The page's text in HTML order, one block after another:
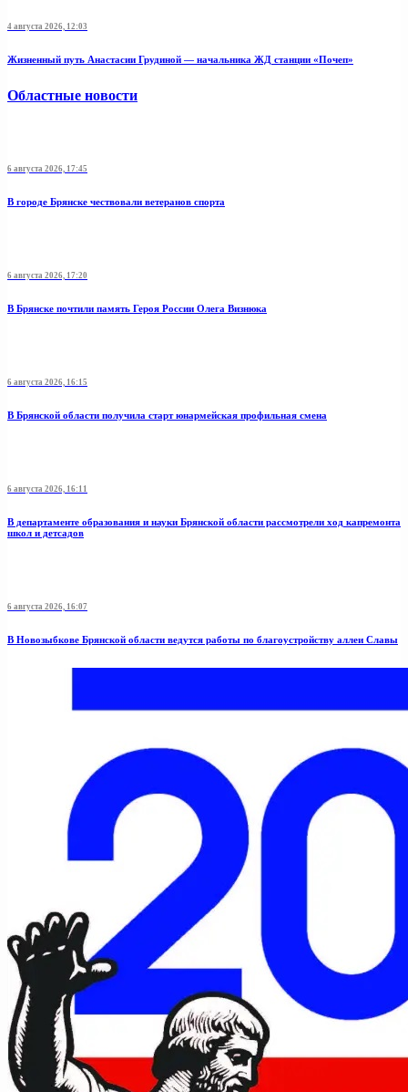
4 августа 2026, 12:03
Жизненный путь Анастасии Грудиной — начальника ЖД станции «Почеп»
Областные новости
6 августа 2026, 17:45
В городе Брянске чествовали ветеранов спорта
6 августа 2026, 17:20
В Брянске почтили память Героя России Олега Визнюка
6 августа 2026, 16:15
В Брянской области получила старт юнармейская профильная смена
6 августа 2026, 16:11
В департаменте образования и науки Брянской области рассмотрели ход капремонта
школ и детсадов
6 августа 2026, 16:07
В Новозыбкове Брянской области ведутся работы по благоустройству аллеи Славы